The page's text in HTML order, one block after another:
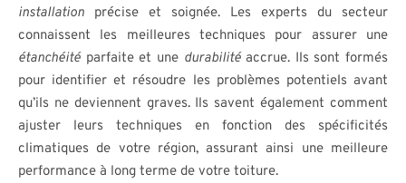
installation précise et soignée. Les experts du secteur
connaissent les meilleures techniques pour assurer une
étanchéitéparfaite et une durabilitéaccrue. Ils sont formés
pour identifier et résoudre les problèmes potentiels avant
qu’ils ne deviennent graves. Ils savent également comment
ajuster leurs techniques en fonction des spécificités
climatiques de votre région, assurant ainsi une meilleure
performance à long terme de votre toiture.